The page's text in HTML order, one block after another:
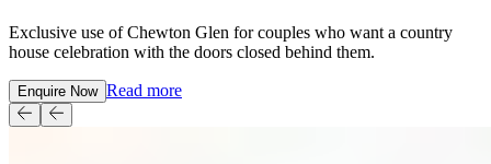
Exclusive use of Chewton Glen for couples who want a country
house celebration with the doors closed behind them. ​​​​‌ ‍ ​‍​‍‌‍ ‌ ​‍‌‍‍‌‌‍‌ ‌‍‍‌‌‍ ‍​‍​‍​ ‍‍​‍​‍‌ ​ ‌‍​‌‌‍ ‍‌‍‍‌‌ ‌​‌ ‍‌​‍ ‍‌‍‍‌‌‍ ​‍​‍​‍ ​​‍​‍‌‍‍​‌ ​‍‌‍‌‌‌‍‌‍​‍​‍​ ‍‍​‍​‍‌‍‍​‌ ‌​‌ ‌​‌ ​​‌ ​ ​ ‍‍​‍ ​‍ ‌‍ ​​‍ ‌‌‍​‌‌‍ ‍‌‍‌​​‍ ‌‌ ​‍​‍ ‌‌‍‍​‌‍ ‌ ‌​‌‍‌‌‌‍ ​‌ ​ ​‍ ‌‌ ​ ‌ ‌​‌ ‌‌‌‍‌​‌‍‍‌‌‍ ​‍ ‍‌ ‌‍‌‍‌‌‌ ​‍‌‍​ ‌‍‌‌‌‍ ​​‍ ‍‌‍​‌‌ ​​‌ ​​​‍ ‌‍‍‌‌‍ ‍‌ ‌​‌‍‌‌‌‍ ‍‌ ‌​​‍ ‌‍‌‌‌‍‌​‌‍‍‌‌ ‌​​‍ ‌‍ ‌‌‍ ‌‍‌​‌‍‌‌​ ‌‌ ​​‌ ​‍‌‍‌‌‌ ​ ‌‍‌‌‌‍ ‍‌ ‌​‌‍​‌‌ ‌​‌‍‍‌‌‍ ‌‍ ‍​ ‍ ‌‍‍‌‌‍‌​​ ‌​ ​‍​ ‍‌​ ‌​‌‍‌​​ ‌‌​ ‌‌‌‍‌‍​ ‌​​‍ ‌‌‍​‍‌‍‌‌​ ‌‌‌‍‌‌​‍ ‌​ ‌​​ ​​‌‍​‌​ ​‌​‍ ‌‌‍​‌​ ‌ ​ ‍‌​ ‌ ​‍ ‌‌‍‌‍​ ‌ ​ ​ ‌‍​‍‌‍‌‍‌‍‌​‌‍​ ‌‍‌‌​ ‌ ‌‍​‍‌‍‌‌​ ​​​ ‍ ‌ ‌​‌ ‍‌‌ ​​‌‍‌‌​ ‌‌‍‍​‌‍ ‌ ‌​‌‍‌‌‌‍ ​‌‌​ ‌‍‍‌‌ ‌​‌‍‌‌‌‌​​‌‍​‌‌‍‌ ‌‍‌‌​ ‍ ‌ ​​‌‍​‌‌ ‌​‌‍‍​​ ‌‌ ​​‌‍​‌‌‍‌ ‌‍‌‌‌​​‍‌ ‌‌‌‍‍‌‌‍ ​‌‍‌​‌‍‌‌‌ ​‍​‍‌‌​ ‌‌‌​​‍‌‌ ‌‍‍ ‌‍‌‌‌ ‍‌​‍‌‌​ ​ ‌​‌​​‍‌‌​ ​ ‌​‌​​‍‌‌​ ​‍​ ​‍‌‍​‍​ ​ ‌‍‌‍​ ​‌​ ‌‍​ ‍‌‌‍‌‍​ ‍​‌‍‌‍‌‍‌‍‌‍‌‌​ ​‍​‍‌‌​ ​‍​ ​‍​‍‌‌​ ‌‌‌​‌​​‍ ‍‌‍​ ‌‍ ‌‍ ‍‌ ‌​‌‍‌‌‌‍ ‍‌ ‌​​‍‌‌​ ‌‌‌​​‍‌‌ ‌‍‍ ‌‍‌‌‌ ‍‌​‍‌‌​ ​ ‌​‌​​‍‌‌​ ​ ‌​‌​​‍‌‌​ ​‍​ ​‍​ ‌​​ ​‍​ ‍‌‌‍​‍‌‍​‌​ ‌‌​ ​‌​ ‌​‌‍​‍‌‍​ ‌‍​‌​ ​‍​‍‌‌​ ​‍​ ​‍​‍‌‌​ ‌‌‌​‌​​‍ ‍‌‍‌‌‌ ‍​‌‍​ ‌‍‌‌‌ ​‍‌ ​​‌ ‌​​ ‌‍​‍‌‍​‌‌ ​ ‌‍‌‌‌‌‌‌‌ ​‍‌‍ ​​ ‌‌‍‍​‌ ‌​‌ ‌​‌ ​​‌ ​ ​‍‌‌​ ​ ‌​​‌​‍‌‌​ ​‍‌​‌‍​‍‌‌​ ​‍‌​‌‍‌‍ ​​‍ ‌‌‍​‌‌‍ ‍‌‍‌​​‍ ‌‌ ​‍​‍ ‌‌‍‍​‌‍ ‌ ‌​‌‍‌‌‌‍ ​‌ ​ ​‍ ‌‌ ​ ‌ ‌​‌ ‌‌‌‍‌​‌‍‍‌‌‍ ​‍ ‍‌ ‌‍‌‍‌‌‌ ​‍‌‍​ ‌‍‌‌‌‍ ​​‍ ‍‌‍​‌‌ ​​‌ ​​​‍‌‍‌‍‍‌‌‍‌​​ ‌​ ​‍​ ‍‌​ ‌​‌‍‌​​ ‌‌​ ‌‌‌‍‌‍​ ‌​​‍ ‌‌‍​‍‌‍‌‌​ ‌‌‌‍‌‌​‍ ‌​ ‌​​ ​​‌‍​‌​ ​‌​‍ ‌‌‍​‌​ ‌ ​ ‍‌​ ‌ ​‍ ‌‌‍‌‍​ ‌ ​ ​ ‌‍​‍‌‍‌‍‌‍‌​‌‍​ ‌‍‌‌​ ‌ ‌‍​‍‌‍‌‌​ ​​​‍‌‍‌ ‌​‌ ‍‌‌ ​​‌‍‌‌​ ‌‌‍‍​‌‍ ‌ ‌​‌‍‌‌‌‍ ​‌‌​ ‌‍‍‌‌ ‌​‌‍‌‌‌‌​​‌‍​‌‌‍‌ ‌‍‌‌​‍‌‍‌ ​​‌‍​‌‌ ‌​‌‍‍​​ ‌‌ ​​‌‍​‌‌‍‌ ‌‍‌‌‌​​‍‌ ‌‌‌‍‍‌‌‍ ​‌‍‌​‌‍‌‌‌ ​‍​‍‌‌​ ‌‌‌​​‍‌‌ ‌‍‍ ‌‍‌‌‌ ‍‌​‍‌‌​ ​ ‌​‌​​‍‌‌​ ​ ‌​‌​​‍‌‌​ ​‍​ ​‍‌‍​‍​ ​ ‌‍‌‍​ ​‌​ ‌‍​ ‍‌‌‍‌‍​ ‍​‌‍‌‍‌‍‌‍‌‍‌‌​ ​‍​‍‌‌​ ​‍​ ​‍​‍‌‌​ ‌‌‌​‌​​‍ ‍‌‍​ ‌‍ ‌‍ ‍‌ ‌​‌‍‌‌‌‍ ‍‌ ‌​​‍‌‌​ ‌‌‌​​‍‌‌ ‌‍‍ ‌‍‌‌‌ ‍‌​‍‌‌​ ​ ‌​‌​​‍‌‌​ ​ ‌​‌​​‍‌‌​ ​‍​ ​‍​ ‌​​ ​‍​ ‍‌‌‍​‍‌‍​‌​ ‌‌​ ​‌​ ‌​‌‍​‍‌‍​ ‌‍​‌​ ​‍​‍‌‌​ ​‍​ ​‍​‍‌‌​ ‌‌‌​‌​​‍ ‍‌‍‌‌‌ ‍​‌‍​ ‌‍‌‌‌ ​‍‌ ​​‌ ‌​​‍‌‍‌ ​​‌‍‌‌‌ ​‍‌ ​ ‌ ​​‌‍‌‌‌‍​ ‌ ‌​‌‍‍‌‌ ‌‍‌‍‌‌​ ‌‌ ​​‌ ‌‌‌‍​‍‌‍ ​‌‍‍‌‌ ​ ‌‍‍​‌‍‌‌‌‍‌​​‍​‍‌ ‌
Enquire Now​​​​‌ ‍ ​‍​‍‌‍ ‌ ​‍‌‍‍‌‌‍‌ ‌‍‍‌‌‍ ‍​‍​‍​ ‍‍​‍​‍‌ ​ ‌‍​‌‌‍ ‍‌‍‍‌‌ ‌​‌ ‍‌​‍ ‍‌‍‍‌‌‍ ​‍​‍​‍ ​​‍​‍‌‍‍​‌ ​‍‌‍‌‌‌‍‌‍​‍​‍​ ‍‍​‍​‍‌‍‍​‌ ‌​‌ ‌​‌ ​​‌ ​ ​ ‍‍​‍ ​‍ ‌‍ ​​‍ ‌‌‍​‌‌‍ ‍‌‍‌​​‍ ‌‌ ​‍​‍ ‌‌‍‍​‌‍ ‌ ‌​‌‍‌‌‌‍ ​‌ ​ ​‍ ‌‌ ​ ‌ ‌​‌ ‌‌‌‍‌​‌‍‍‌‌‍ ​‍ ‍‌ ‌‍‌‍‌‌‌ ​‍‌‍​ ‌‍‌‌‌‍ ​​‍ ‍‌‍​‌‌ ​​‌ ​​​‍ ‌‍‍‌‌‍ ‍‌ ‌​‌‍‌‌‌‍ ‍‌ ‌​​‍ ‌‍‌‌‌‍‌​‌‍‍‌‌ ‌​​‍ ‌‍ ‌‌‍ ‌‍‌​‌‍‌‌​ ‌‌ ​​‌ ​‍‌‍‌‌‌ ​ ‌‍‌‌‌‍ ‍‌ ‌​‌‍​‌‌ ‌​‌‍‍‌‌‍ ‌‍ ‍​ ‍ ‌‍‍‌‌‍‌​​ ‌​ ​‍​ ‍‌​ ‌​‌‍‌​​ ‌‌​ ‌‌‌‍‌‍​ ‌​​‍ ‌‌‍​‍‌‍‌‌​ ‌‌‌‍‌‌​‍ ‌​ ‌​​ ​​‌‍​‌​ ​‌​‍ ‌‌‍​‌​ ‌ ​ ‍‌​ ‌ ​‍ ‌‌‍‌‍​ ‌ ​ ​ ‌‍​‍‌‍‌‍‌‍‌​‌‍​ ‌‍‌‌​ ‌ ‌‍​‍‌‍‌‌​ ​​​ ‍ ‌ ‌​‌ ‍‌‌ ​​‌‍‌‌​ ‌‌‍‍​‌‍ ‌ ‌​‌‍‌‌‌‍ ​‌‌​ ‌‍‍‌‌ ‌​‌‍‌‌‌‌​​‌‍​‌‌‍‌ ‌‍‌‌​ ‍ ‌ ​​‌‍​‌‌ ‌​‌‍‍​​ ‌‌ ​​‌‍​‌‌‍‌ ‌‍‌‌‌​​‍‌ ‌‌‌‍‍‌‌‍ ​‌‍‌​‌‍‌‌‌ ​‍​‍‌‌​ ‌‌‌​​‍‌‌ ‌‍‍ ‌‍‌‌‌ ‍‌​‍‌‌​ ​ ‌​‌​​‍‌‌​ ​ ‌​‌​​‍‌‌​ ​‍​ ​‍‌‍​‍​ ​ ‌‍‌‍​ ​‌​ ‌‍​ ‍‌‌‍‌‍​ ‍​‌‍‌‍‌‍‌‍‌‍‌‌​ ​‍​‍‌‌​ ​‍​ ​‍​‍‌‌​ ‌‌‌​‌​​‍ ‍‌‍​ ‌‍ ‌‍ ‍‌ ‌​‌‍‌‌‌‍ ‍‌ ‌​​‍‌‌​ ‌‌‌​​‍‌‌ ‌‍‍ ‌‍‌‌‌ ‍‌​‍‌‌​ ​ ‌​‌​​‍‌‌​ ​ ‌​‌​​‍‌‌​ ​‍​ ​‍​ ‌​​ ​‍​ ‍‌‌‍​‍‌‍​‌​ ‌‌​ ​‌​ ‌​‌‍​‍‌‍​ ‌‍​‌​ ​‍​‍‌‌​ ​‍​ ​‍​‍‌‌​ ‌‌‌​‌​​‍ ‍‌ ​​‌ ​‍‌‍‍‌‌‍ ‌‌‍​‌‌ ​‍‌ ‍‌‌​​ ‌ ‌​‌‍​‌​‍ ‍‌‍ ​‌‍​‌‌‍​‍‌‍‌‌‌‍ ​​ ‌‍​‍‌‍​‌‌ ​ ‌‍‌‌‌‌‌‌‌ ​‍‌‍ ​​ ‌‌‍‍​‌ ‌​‌ ‌​‌ ​​‌ ​ ​‍‌‌​ ​ ‌​​‌​‍‌‌​ ​‍‌​‌‍​‍‌‌​ ​‍‌​‌‍‌‍ ​​‍ ‌‌‍​‌‌‍ ‍‌‍‌​​‍ ‌‌ ​‍​‍ ‌‌‍‍​‌‍ ‌ ‌​‌‍‌‌‌‍ ​‌ ​ ​‍ ‌‌ ​ ‌ ‌​‌ ‌‌‌‍‌​‌‍‍‌‌‍ ​‍ ‍‌ ‌‍‌‍‌‌‌ ​‍‌‍​ ‌‍‌‌‌‍ ​​‍ ‍‌‍​‌‌ ​​‌ ​​​‍‌‍‌‍‍‌‌‍‌​​ ‌​ ​‍​ ‍‌​ ‌​‌‍‌​​ ‌‌​ ‌‌‌‍‌‍​ ‌​​‍ ‌‌‍​‍‌‍‌‌​ ‌‌‌‍‌‌​‍ ‌​ ‌​​ ​​‌‍​‌​ ​‌​‍ ‌‌‍​‌​ ‌ ​ ‍‌​ ‌ ​‍ ‌‌‍‌‍​ ‌ ​ ​ ‌‍​‍‌‍‌‍‌‍‌​‌‍​ ‌‍‌‌​ ‌ ‌‍​‍‌‍‌‌​ ​​​‍‌‍‌ ‌​‌ ‍‌‌ ​​‌‍‌‌​ ‌‌‍‍​‌‍ ‌ ‌​‌‍‌‌‌‍ ​‌‌​ ‌‍‍‌‌ ‌​‌‍‌‌‌‌​​‌‍​‌‌‍‌ ‌‍‌‌​‍‌‍‌ ​​‌‍​‌‌ ‌​‌‍‍​​ ‌‌ ​​‌‍​‌‌‍‌ ‌‍‌‌‌​​‍‌ ‌‌‌‍‍‌‌‍ ​‌‍‌​‌‍‌‌‌ ​‍​‍‌‌​ ‌‌‌​​‍‌‌ ‌‍‍ ‌‍‌‌‌ ‍‌​‍‌‌​ ​ ‌​‌​​‍‌‌​ ​ ‌​‌​​‍‌‌​ ​‍​ ​‍‌‍​‍​ ​ ‌‍‌‍​ ​‌​ ‌‍​ ‍‌‌‍‌‍​ ‍​‌‍‌‍‌‍‌‍‌‍‌‌​ ​‍​‍‌‌​ ​‍​ ​‍​‍‌‌​ ‌‌‌​‌​​‍ ‍‌‍​ ‌‍ ‌‍ ‍‌ ‌​‌‍‌‌‌‍ ‍‌ ‌​​‍‌‌​ ‌‌‌​​‍‌‌ ‌‍‍ ‌‍‌‌‌ ‍‌​‍‌‌​ ​ ‌​‌​​‍‌‌​ ​ ‌​‌​​‍‌‌​ ​‍​ ​‍​ ‌​​ ​‍​ ‍‌‌‍​‍‌‍​‌​ ‌‌​ ​‌​ ‌​‌‍​‍‌‍​ ‌‍​‌​ ​‍​‍‌‌​ ​‍​ ​‍​‍‌‌​ ‌‌‌​‌​​‍ ‍‌ ​​‌ ​‍‌‍‍‌‌‍ ‌‌‍​‌‌ ​‍‌ ‍‌‌​​ ‌ ‌​‌‍​‌​‍ ‍‌‍ ​‌‍​‌‌‍​‍‌‍‌‌‌‍ ​​‍‌‍‌ ​​‌‍‌‌‌ ​‍‌ ​ ‌ ​​‌‍‌‌‌‍​ ‌ ‌​‌‍‍‌‌ ‌‍‌‍‌‌​ ‌‌ ​​‌ ‌‌‌‍​‍‌‍ ​‌‍‍‌‌ ​ ‌‍‍​‌‍‌‌‌‍‌​​‍​‍‌ ‌ Read more​​​​‌ ‍ ​‍​‍‌‍ ‌ ​‍‌‍‍‌‌‍‌ ‌‍‍‌‌‍ ‍​‍​‍​ ‍‍​‍​‍‌ ​ ‌‍​‌‌‍ ‍‌‍‍‌‌ ‌​‌ ‍‌​‍ ‍‌‍‍‌‌‍ ​‍​‍​‍ ​​‍​‍‌‍‍​‌ ​‍‌‍‌‌‌‍‌‍​‍​‍​ ‍‍​‍​‍‌‍‍​‌ ‌​‌ ‌​‌ ​​‌ ​ ​ ‍‍​‍ ​‍ ‌‍ ​​‍ ‌‌‍​‌‌‍ ‍‌‍‌​​‍ ‌‌ ​‍​‍ ‌‌‍‍​‌‍ ‌ ‌​‌‍‌‌‌‍ ​‌ ​ ​‍ ‌‌ ​ ‌ ‌​‌ ‌‌‌‍‌​‌‍‍‌‌‍ ​‍ ‍‌ ‌‍‌‍‌‌‌ ​‍‌‍​ ‌‍‌‌‌‍ ​​‍ ‍‌‍​‌‌ ​​‌ ​​​‍ ‌‍‍‌‌‍ ‍‌ ‌​‌‍‌‌‌‍ ‍‌ ‌​​‍ ‌‍‌‌‌‍‌​‌‍‍‌‌ ‌​​‍ ‌‍ ‌‌‍ ‌‍‌​‌‍‌‌​ ‌‌ ​​‌ ​‍‌‍‌‌‌ ​ ‌‍‌‌‌‍ ‍‌ ‌​‌‍​‌‌ ‌​‌‍‍‌‌‍ ‌‍ ‍​ ‍ ‌‍‍‌‌‍‌​​ ‌​ ​‍​ ‍‌​ ‌​‌‍‌​​ ‌‌​ ‌‌‌‍‌‍​ ‌​​‍ ‌‌‍​‍‌‍‌‌​ ‌‌‌‍‌‌​‍ ‌​ ‌​​ ​​‌‍​‌​ ​‌​‍ ‌‌‍​‌​ ‌ ​ ‍‌​ ‌ ​‍ ‌‌‍‌‍​ ‌ ​ ​ ‌‍​‍‌‍‌‍‌‍‌​‌‍​ ‌‍‌‌​ ‌ ‌‍​‍‌‍‌‌​ ​​​ ‍ ‌ ‌​‌ ‍‌‌ ​​‌‍‌‌​ ‌‌‍‍​‌‍ ‌ ‌​‌‍‌‌‌‍ ​‌‌​ ‌‍‍‌‌ ‌​‌‍‌‌‌‌​​‌‍​‌‌‍‌ ‌‍‌‌​ ‍ ‌ ​​‌‍​‌‌ ‌​‌‍‍​​ ‌‌ ​​‌‍​‌‌‍‌ ‌‍‌‌‌​​‍‌ ‌‌‌‍‍‌‌‍ ​‌‍‌​‌‍‌‌‌ ​‍​‍‌‌​ ‌‌‌​​‍‌‌ ‌‍‍ ‌‍‌‌‌ ‍‌​‍‌‌​ ​ ‌​‌​​‍‌‌​ ​ ‌​‌​​‍‌‌​ ​‍​ ​‍‌‍​‍​ ​ ‌‍‌‍​ ​‌​ ‌‍​ ‍‌‌‍‌‍​ ‍​‌‍‌‍‌‍‌‍‌‍‌‌​ ​‍​‍‌‌​ ​‍​ ​‍​‍‌‌​ ‌‌‌​‌​​‍ ‍‌‍​ ‌‍ ‌‍ ‍‌ ‌​‌‍‌‌‌‍ ‍‌ ‌​​‍‌‌​ ‌‌‌​​‍‌‌ ‌‍‍ ‌‍‌‌‌ ‍‌​‍‌‌​ ​ ‌​‌​​‍‌‌​ ​ ‌​‌​​‍‌‌​ ​‍​ ​‍​ ‌​​ ​‍​ ‍‌‌‍​‍‌‍​‌​ ‌‌​ ​‌​ ‌​‌‍​‍‌‍​ ‌‍​‌​ ​‍​‍‌‌​ ​‍​ ​‍​‍‌‌​ ‌‌‌​‌​​‍ ‍‌ ​ ‌‍‌‌‌‍​ ‌‍ ‌‍ ‍‌‍‌​‌‍​‌‌ ​‍‌ ‍‌‌​​ ‌ ‌​‌‍​‌​‍ ‍‌‍ ​‌‍​‌‌‍​‍‌‍‌‌‌‍ ​​ ‌‍​‍‌‍​‌‌ ​ ‌‍‌‌‌‌‌‌‌ ​‍‌‍ ​​ ‌‌‍‍​‌ ‌​‌ ‌​‌ ​​‌ ​ ​‍‌‌​ ​ ‌​​‌​‍‌‌​ ​‍‌​‌‍​‍‌‌​ ​‍‌​‌‍‌‍ ​​‍ ‌‌‍​‌‌‍ ‍‌‍‌​​‍ ‌‌ ​‍​‍ ‌‌‍‍​‌‍ ‌ ‌​‌‍‌‌‌‍ ​‌ ​ ​‍ ‌‌ ​ ‌ ‌​‌ ‌‌‌‍‌​‌‍‍‌‌‍ ​‍ ‍‌ ‌‍‌‍‌‌‌ ​‍‌‍​ ‌‍‌‌‌‍ ​​‍ ‍‌‍​‌‌ ​​‌ ​​​‍‌‍‌‍‍‌‌‍‌​​ ‌​ ​‍​ ‍‌​ ‌​‌‍‌​​ ‌‌​ ‌‌‌‍‌‍​ ‌​​‍ ‌‌‍​‍‌‍‌‌​ ‌‌‌‍‌‌​‍ ‌​ ‌​​ ​​‌‍​‌​ ​‌​‍ ‌‌‍​‌​ ‌ ​ ‍‌​ ‌ ​‍ ‌‌‍‌‍​ ‌ ​ ​ ‌‍​‍‌‍‌‍‌‍‌​‌‍​ ‌‍‌‌​ ‌ ‌‍​‍‌‍‌‌​ ​​​‍‌‍‌ ‌​‌ ‍‌‌ ​​‌‍‌‌​ ‌‌‍‍​‌‍ ‌ ‌​‌‍‌‌‌‍ ​‌‌​ ‌‍‍‌‌ ‌​‌‍‌‌‌‌​​‌‍​‌‌‍‌ ‌‍‌‌​‍‌‍‌ ​​‌‍​‌‌ ‌​‌‍‍​​ ‌‌ ​​‌‍​‌‌‍‌ ‌‍‌‌‌​​‍‌ ‌‌‌‍‍‌‌‍ ​‌‍‌​‌‍‌‌‌ ​‍​‍‌‌​ ‌‌‌​​‍‌‌ ‌‍‍ ‌‍‌‌‌ ‍‌​‍‌‌​ ​ ‌​‌​​‍‌‌​ ​ ‌​‌​​‍‌‌​ ​‍​ ​‍‌‍​‍​ ​ ‌‍‌‍​ ​‌​ ‌‍​ ‍‌‌‍‌‍​ ‍​‌‍‌‍‌‍‌‍‌‍‌‌​ ​‍​‍‌‌​ ​‍​ ​‍​‍‌‌​ ‌‌‌​‌​​‍ ‍‌‍​ ‌‍ ‌‍ ‍‌ ‌​‌‍‌‌‌‍ ‍‌ ‌​​‍‌‌​ ‌‌‌​​‍‌‌ ‌‍‍ ‌‍‌‌‌ ‍‌​‍‌‌​ ​ ‌​‌​​‍‌‌​ ​ ‌​‌​​‍‌‌​ ​‍​ ​‍​ ‌​​ ​‍​ ‍‌‌‍​‍‌‍​‌​ ‌‌​ ​‌​ ‌​‌‍​‍‌‍​ ‌‍​‌​ ​‍​‍‌‌​ ​‍​ ​‍​‍‌‌​ ‌‌‌​‌​​‍ ‍‌ ​ ‌‍‌‌‌‍​ ‌‍ ‌‍ ‍‌‍‌​‌‍​‌‌ ​‍‌ ‍‌‌​​ ‌ ‌​‌‍​‌​‍ ‍‌‍ ​‌‍​‌‌‍​‍‌‍‌‌‌‍ ​​‍‌‍‌ ​​‌‍‌‌‌ ​‍‌ ​ ‌ ​​‌‍‌‌‌‍​ ‌ ‌​‌‍‍‌‌ ‌‍‌‍‌‌​ ‌‌ ​​‌ ‌‌‌‍​‍‌‍ ​‌‍‍‌‌ ​ ‌‍‍​‌‍‌‌‌‍‌​​‍​‍‌ ‌